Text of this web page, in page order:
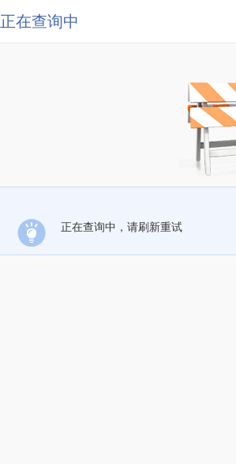
正在查询中
正在查询中，请刷新重试